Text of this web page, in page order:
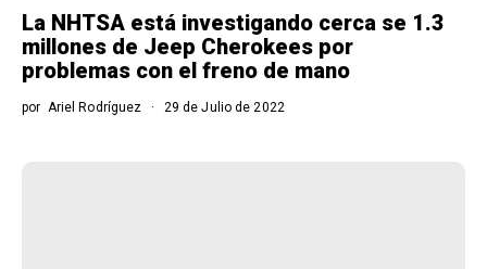
La NHTSA está investigando cerca se 1.3
millones de Jeep Cherokees por
problemas con el freno de mano
por Ariel Rodríguez 29 de Julio de 2022